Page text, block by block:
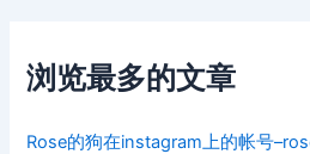
浏览最多的文章
Rose的狗在instagram上的帐号